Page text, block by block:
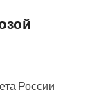
России